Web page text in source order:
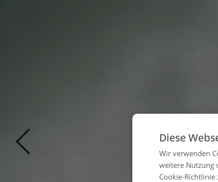
Diese
Wir verwenden
weitere Nutzung
Cookie-Richtlinie